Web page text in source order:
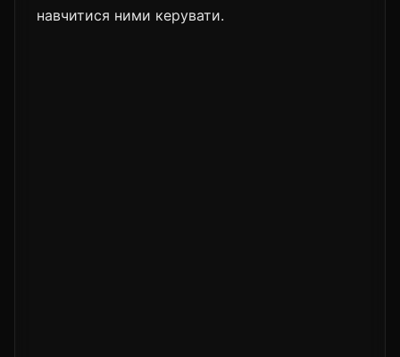
навчитися ними керувати.